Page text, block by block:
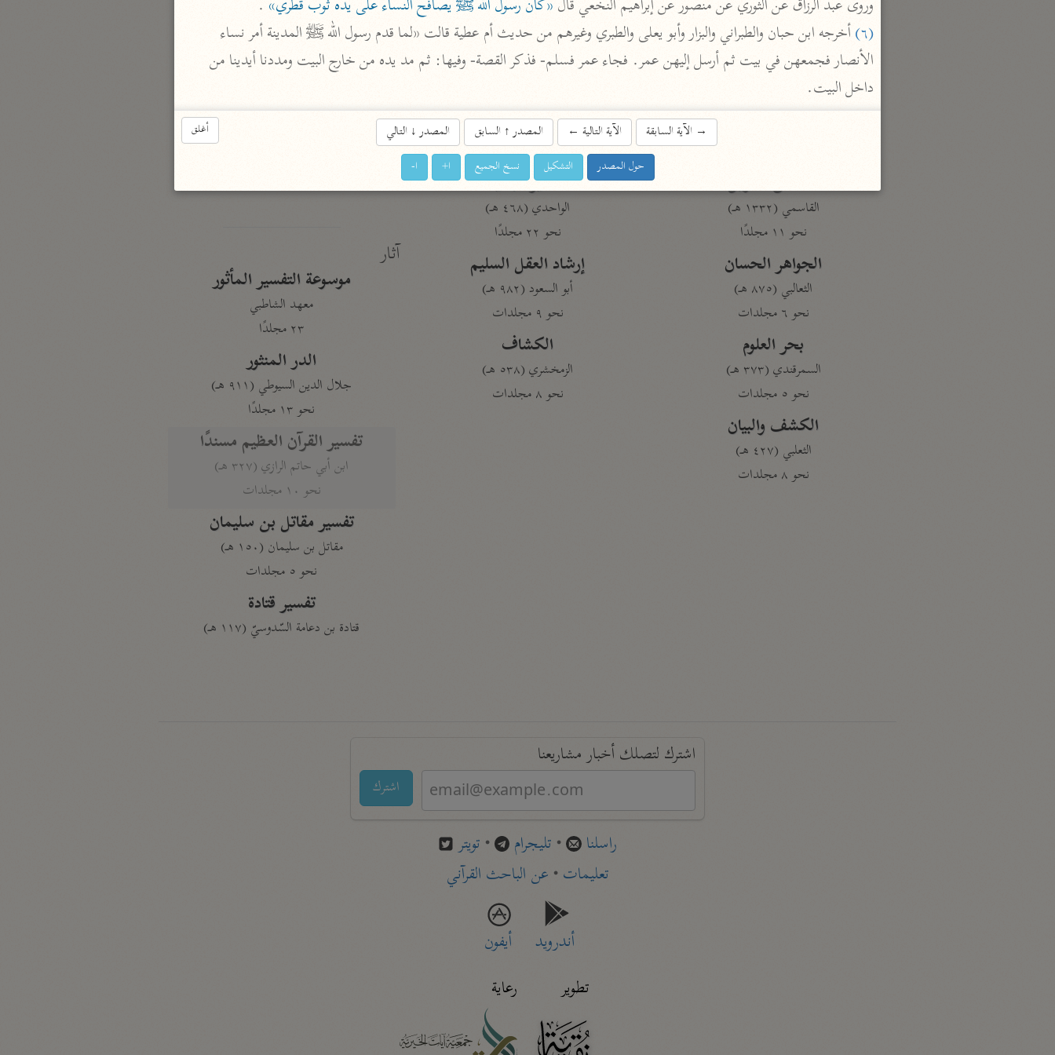
تفسير القرآن
السمعاني (٤٨٩ هـ)
نحو ٥ مجلدات
الهداية إلى بلوغ النهاية
محاسن التأويل
القاسمي (١٣٣٢ هـ)
نحو ١١ مجلدًا
الجواهر الحسان
الثعالبي (٨٧٥ هـ)
نحو ٦ مجلدات
بحر العلوم
السمرقندي (٣٧٣ هـ)
نحو ٥ مجلدات
الكشف والبيان
الثعلبي (٤٢٧ هـ)
نحو ٨ مجلدات
المحرر الوجيز
ابن عطية (٥٤٦ هـ)
نحو ٨ مجلدات
البحر المحيط
أبو حيان (٧٤٥ هـ)
نحو ١٦ مجلدًا
التفسير البسيط
الواحدي (٤٦٨ هـ)
نحو ٢٢ مجلدًا
إرشاد العقل السليم
أبو السعود (٩٨٢ هـ)
نحو ٩ مجلدات
الكشاف
الزمخشري (٥٣٨ هـ)
نحو ٨ مجلدات
نحو ٣ مجلدات
الوجيز
آثار
موسوعة التفسير المأثور
معهد الشاطبي
٢٣ مجلدًا
الدر المنثور
جلال الدين السيوطي (٩١١ هـ)
نحو ١٣ مجلدًا
تفسير القرآن العظيم مسندًا
ابن أبي حاتم الرازي (٣٢٧ هـ)
نحو ١٠ مجلدات
تفسير مقاتل بن سليمان
مقاتل بن سليمان (١٥٠ هـ)
نحو ٥ مجلدات
تفسير قتادة
قتادة بن دعامة السّدوسيّ (١١٧ هـ)
اشترك لتصلك أخبار مشاريعنا
اشترك
راسلنا • تليجرام • تويتر
تعليمات• عن الباحث القرآني
أندرويد
أيفون
تطوير
رعاية
وروى عبد الرزاق عن الثوري عن منصور عن إبراهيم النخعي قال «كان رسول الله ﷺ يصافح النساء على يده ثوب قطري» .
(٦)
أخرجه ابن حبان والطبراني والبزار وأبو يعلى والطبري وغيرهم من حديث أم عطية قالت «لما قدم رسول الله ﷺ المدينة أمر نساء
الأنصار فجمعهن في بيت ثم أرسل إليهن عمر. فجاء عمر فسلم- فذكر القصة- وفيها: ثم مد يده من خارج البيت ومددنا أيدينا من
داخل البيت.
أغلق →الآية السابقة الآية التالية ← المصدر↑السابق المصدر↓التالي
حول المصدر التشكيل نسخ الجميع ا+ ا-